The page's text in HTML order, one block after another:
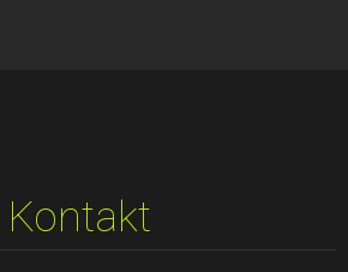
Kontakt